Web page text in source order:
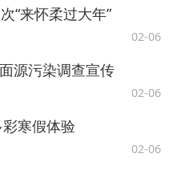
“来怀柔过大年”
02-06
源污染调查宣传
02-06
寒假体验
02-06